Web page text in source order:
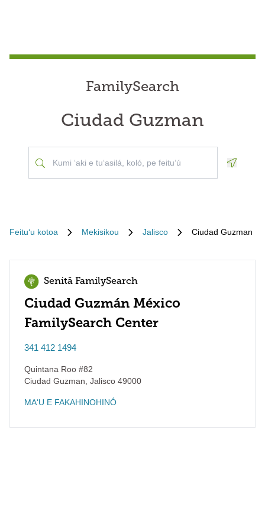
FamilySearch
Ciudad Guzman
Feituʻu kotoa Mekisikou Jalisco Ciudad Guzman
Senitā FamilySearch
Ciudad Guzmán México
FamilySearch Center
341 412 1494
Quintana Roo #82
Ciudad Guzman Jalisco 49000
MAʻU E FAKAHINOHINÓ